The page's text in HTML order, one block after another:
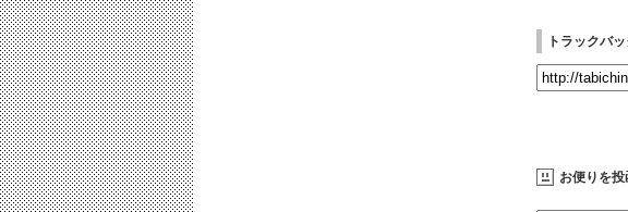
トラックバ
お便りを